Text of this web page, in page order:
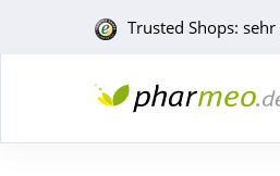
Trusted Shops: